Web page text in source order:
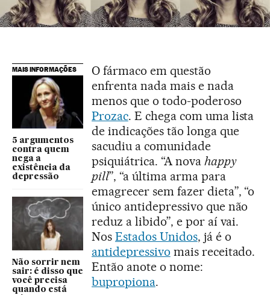
MAIS INFORMAÇÕES
5 argumentos
contra quem
nega a
existência da
depressão
Não sorrir nem
sair: é disso que
você precisa
quando está
O fármaco em questão
enfrenta nada mais e nada
menos que o todo-poderoso
Prozac. E chega com uma lista
de indicações tão longa que
sacudiu a comunidade
psiquiátrica. “A nova happy
pill”, “a última arma para
emagrecer sem fazer dieta”, “o
único antidepressivo que não
reduz a libido”, e por aí vai.
Nos Estados Unidos, já é o
antidepressivo mais receitado.
Então anote o nome:
bupropiona.